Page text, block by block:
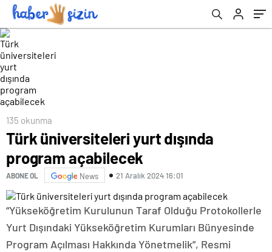
135 okunma
Türk üniversiteleri yurt dışında
program açabilecek
ABONE OL News 21 Aralık 2024 16:01
“Yükseköğretim Kurulunun Taraf Olduğu Protokollerle
Yurt Dışındaki Yükseköğretim Kurumları Bünyesinde
Program Açılması Hakkında Yönetmelik”, Resmi